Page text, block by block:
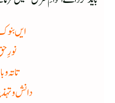
ایں
نورِ
تا تہ
دانش و